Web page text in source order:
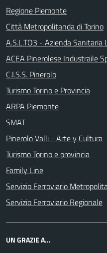
Regione Piemonte
Città Metropolitanda di Torino
A.S.L.TO3 - Azienda
ACEA Pinerolese Industraile
C.I.S.S. Pinerolo
Turismo Torino e Provincia
ARPA Piemonte
SMAT
Pinerolo Valli - Arte y Cultura
Turismo Torino e provincia
Family Line
Servizio Ferroviario
Servizio Ferroviario Regionale
UN GRAZIE A...